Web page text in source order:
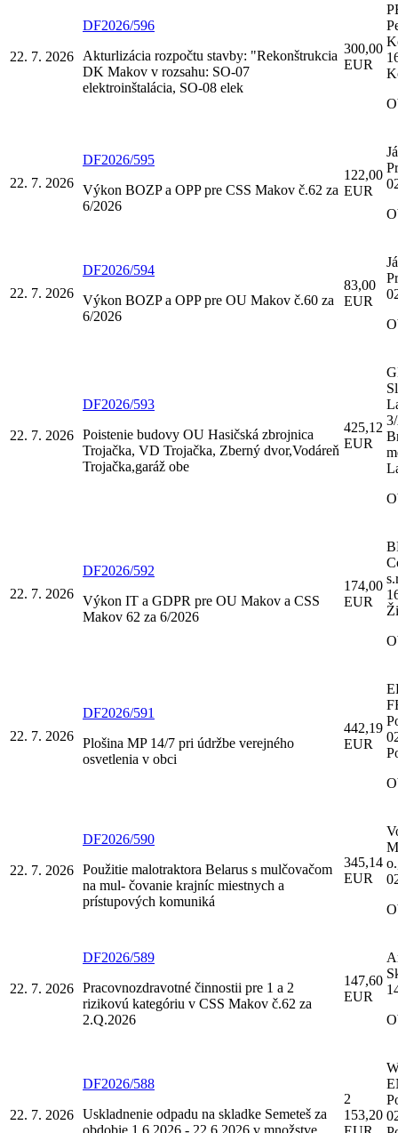
22. 7. 2026
DF2026/596
Akturlizácia rozpočtu stavby: "Rekonštrukcia
DK Makov v rozsahu: SO-07
elektroinštalácia, SO-08 elek
300,00
EUR
22. 7. 2026
DF2026/595
Výkon BOZP a OPP pre CSS Makov č.62 za
6/2026
122,00
EUR
22. 7. 2026
DF2026/594
Výkon BOZP a OPP pre OU Makov č.60 za
6/2026
83,00
EUR
22. 7. 2026
DF2026/593
Poistenie budovy OU Hasičská zbrojnica
Trojačka, VD Trojačka, Zberný dvor,Vodáreň
Trojačka,garáž obe
425,12
EUR
22. 7. 2026
DF2026/592
Výkon IT a GDPR pre OU Makov a CSS
Makov 62 za 6/2026
174,00
EUR
22. 7. 2026
DF2026/591
Plošina MP 14/7 pri údržbe verejného
osvetlenia v obci
442,19
EUR
22. 7. 2026
DF2026/590
Použitie malotraktora Belarus s mulčovačom
na mul- čovanie krajníc miestnych a
prístupových komuniká
345,14
EUR
22. 7. 2026
DF2026/589
Pracovnozdravotné činnostii pre 1 a 2
rizikovú kategóriu v CSS Makov č.62 za
2.Q.2026
147,60
EUR
22. 7. 2026
DF2026/588
Uskladnenie odpadu na skladke Semeteš za
obdobie 1.6.2026 - 22.6.2026 v množstve
2
153,20